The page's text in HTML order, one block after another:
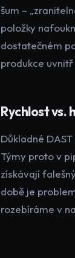
šum –
položky
dostatečném
produkce uvnitř
Rychlost vs.
Důkladné
Týmy proto v
získávají
době je
rozebíráme v